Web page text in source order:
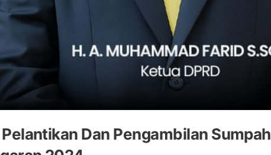
Dan Pengambilan Sumpah